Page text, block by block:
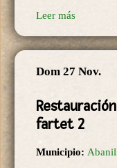
Leer más
Dom 27 Nov.
fartet 2
Municipio: